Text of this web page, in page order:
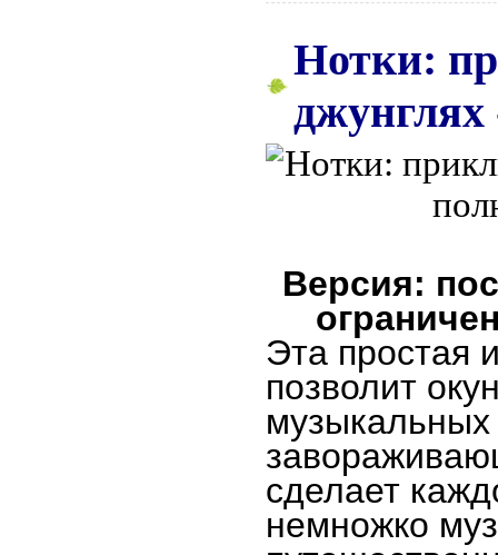
Нотки:
джунглях
Версия:
Эта простая
позволит
музыкальных
сделает
немножко